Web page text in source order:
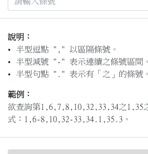
說明：
半型逗點 "," 以區隔條號。
半型減號 "-" 表示連續之條號區間。
半型句點 "." 表示有「之」的條號。
範例：
欲查詢第1,6,7,8,10,32,33,34之1,35
式：1,6-8,10,32-33,34.1,35.3。